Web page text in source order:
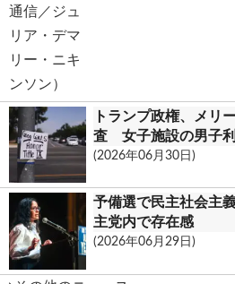
トランプ政権、メリ
査 女子施設の男子
(2026年06月30日)
予備選で民主社会主
主党内で存在感
(2026年06月29日)